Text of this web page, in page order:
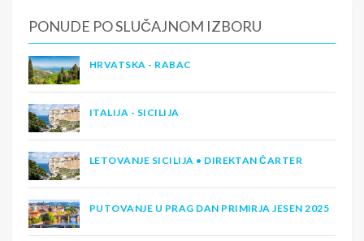
PONUDE PO SLUČAJNOM IZBORU
HRVATSKA - RABAC
ITALIJA - SICILIJA
LETOVANJE SICILIJA • DIREKTAN ČARTER
PUTOVANJE U PRAG DAN PRIMIRJA JESEN 2025